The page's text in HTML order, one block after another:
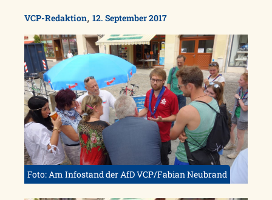
VCP-Redaktion, 12. September 2017
Foto: Am Infostand der AfD VCP/Fabian Neubrand